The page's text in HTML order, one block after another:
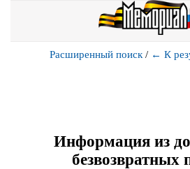
Расширенный поиск / ← К
Информация из
безвозвратных